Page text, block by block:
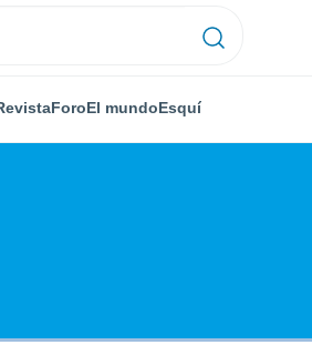
ForoEl mundoEsquí